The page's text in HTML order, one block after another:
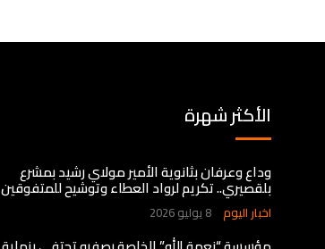
الأكثر شهرة
وداع وعرفان بثانوية الأمير مولاي رشيد بمشرع
بلقصيري.. تكريم لرواد العطاء وتوشيح للمتفوقين
اخبار اليوم 8 يوليو 2026